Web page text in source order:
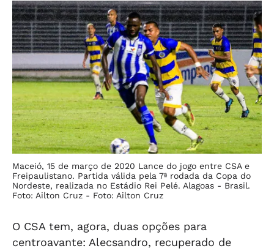
Maceió, 15 de março de 2020 Lance do jogo entre CSA e
Freipaulistano. Partida válida pela 7ª rodada da Copa do
Nordeste, realizada no Estádio Rei Pelé. Alagoas - Brasil.
Foto: Ailton Cruz - Foto: Ailton Cruz
O CSA tem, agora, duas opções para
centroavante: Alecsandro, recuperado de